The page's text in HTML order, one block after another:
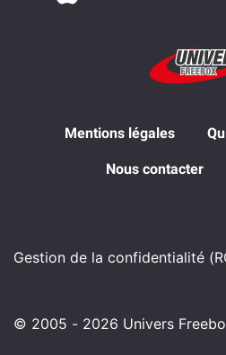
Mentions légales
Nous contacter
Gestion de la confidentialité
© 2005 - 2026 Univers